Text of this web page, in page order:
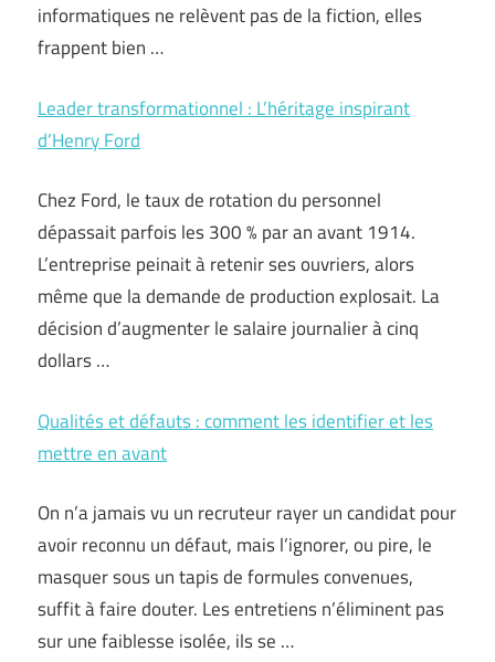
informatiques ne relèvent pas de la fiction, elles
frappent bien …
Leader transformationnel : L’héritage inspirant
d’Henry Ford
Chez Ford, le taux de rotation du personnel
dépassait parfois les 300 % par an avant 1914.
L’entreprise peinait à retenir ses ouvriers, alors
même que la demande de production explosait. La
décision d’augmenter le salaire journalier à cinq
dollars …
Qualités et défauts : comment les identifier et les
mettre en avant
On n’a jamais vu un recruteur rayer un candidat pour
avoir reconnu un défaut, mais l’ignorer, ou pire, le
masquer sous un tapis de formules convenues,
suffit à faire douter. Les entretiens n’éliminent pas
sur une faiblesse isolée, ils se …